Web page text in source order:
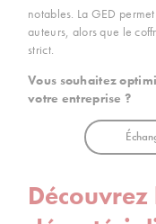
notables. La GED
auteurs, alors que le
strict.
Vous souhaitez
votre entreprise ?